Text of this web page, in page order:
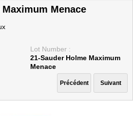
Menace
Lot Number :
21-Sauder Holme Maximum
Menace